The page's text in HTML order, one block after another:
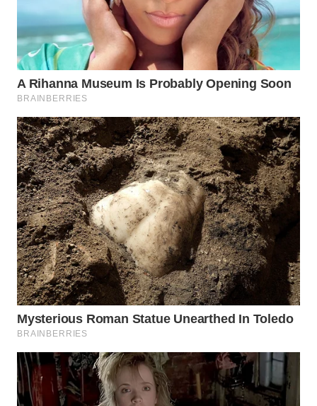
WN
MANDALIKA
WN
LIKUPANG
WN
LABUANBAJO
WN
BORNEO
Wahana
Media
Group
WAHANA
NEWS
TANI
WAHANA